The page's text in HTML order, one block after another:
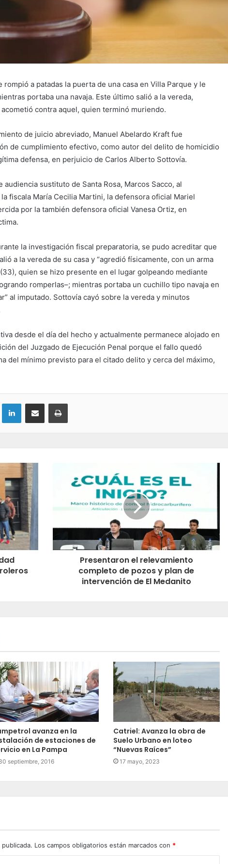
a patadas la puerta de una casa en Villa Parque y le
portaba una navaja. Este último salió a la vereda,
contra aquel, quien terminó muriendo.
de juicio abreviado, Manuel Abelardo Kraft fue
de cumplimiento efectivo, como autor del delito de homicidio
defensa, en perjuicio de Carlos Alberto Sottovía.
sustituto de Santa Rosa, Marcos Sacco, al
fiscala María Cecilia Martini, la defensora oficial Mariel
por la también defensora oficial Vanesa Ortiz, en
la investigación fiscal preparatoria, se pudo acreditar que
a la vereda de su casa y “agredió físicamente, con un arma
quien se hizo presente en el lugar golpeando mediante
romperlas–; mientras portaba un cuchillo tipo navaja en
al imputado. Sottovía cayó sobre la vereda y minutos
desde el día del hecho y actualmente permanece alojado en
del Juzgado de Ejecución Penal porque el fallo quedó
del mínimo previsto para el citado delito y cerca del máximo,
LinkedInCompartir por correo electrónicoImprimir
Presentaron el relevamiento
completo de pozos y plan de
intervención de El Medanito
avanza en la
de estaciones de
en La Pampa
septiembre, 2016
Catriel: Avanza la obra de
Suelo Urbano en loteo
“Nuevas Raíces”
17 mayo, 2023
Los campos obligatorios están marcados con *